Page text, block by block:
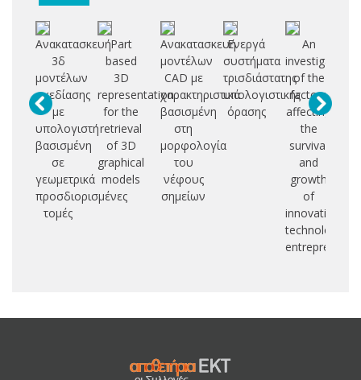
Ανακατασκευή
3δ
μοντέλων
σχεδίασης
με
υπολογιστή
βασισμένη
σε
γεωμετρικά
προσδιορισμένες
τομές
Part
based
3D
representation
for the
retrieval
of 3D
graphical
models
Ανακατασκευή
μοντέλων
CAD με
χαρακτηριστικά
βασισμένη
στη
μορφολογία
του
νέφους
σημείων
Ενεργά
συστήματα
τρισδιάστατης
υπολογιστικής
όρασης
An
investigation
of the
factors
affecting
the
survival
and
growth
of
innovative
technology